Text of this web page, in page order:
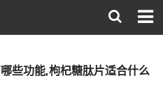
些功能,枸杞糖肽片适合什么